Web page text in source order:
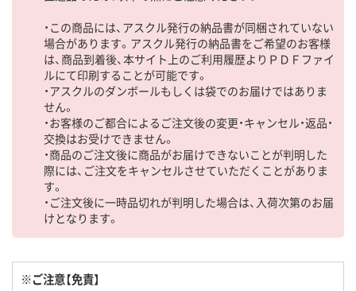
・この商品には、アスクル発行の納品書が同梱されていない
場合があります。アスクル発行の納品書をご希望のお客様
は、商品到着後、本サイト上のご利用履歴よりＰＤＦファイ
ルにて印刷することが可能です。
・アスクルのダンボールもしくは袋でのお届けではありま
せん。
・お客様のご都合によるご注文後の変更・キャンセル・返品・
交換はお受けできません。
・商品のご注文後に商品がお届けできないことが判明した
際には、ご注文をキャンセルさせていただくことがありま
す。
・ご注文後に一時品切れが判明した場合は、入荷次第のお届
けとなります。
※ご注意【免責】